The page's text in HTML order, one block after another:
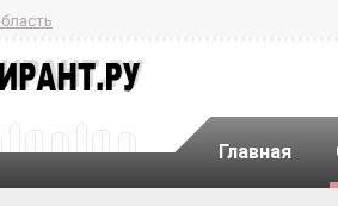
Главная